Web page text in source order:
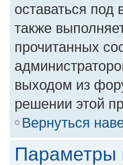
оставаться
также
прочитанных
выходом из
решении этой
Вернуться
Параметры